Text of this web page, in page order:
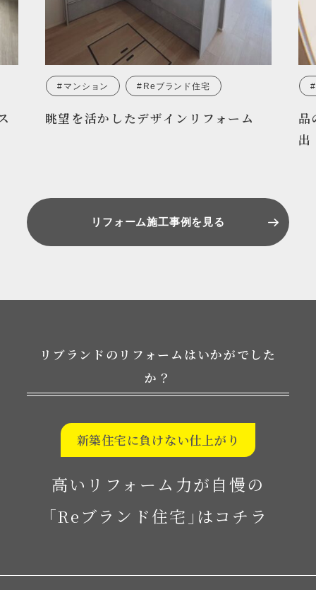
マンション Reブランド住宅
眺望を活かしたデザインリフォーム
品
出
リフォーム施工事例を見る
リブランドのリフォームはいかがでした
か？
新築住宅に負けない仕上がり
高いリフォーム力が自慢の
｢Reブランド住宅｣はコチラ